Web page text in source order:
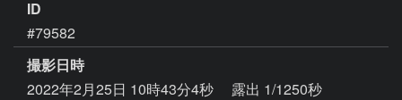
ID
#79582
撮影日時
2022年2月25日 10時43分4秒
露出 1/1250秒